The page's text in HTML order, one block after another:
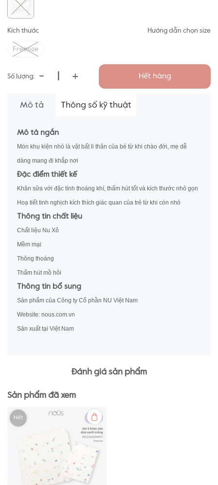
Kích thước Hướng dẫn chọn size
Freesize
Số lượng: - + Hết hàng
Mô tả Thông số kỹ thuật
Mô tả ngắn
Món khụ kiện nhỏ là vật bất li thân của bé từ khi chào đời, mẹ dễ
dàng mang đi khắp nơi
Đặc điểm thiết kế
Khăn sữa với đặc tính thoáng khí, thấm hút tốt và kích thước nhỏ gọn
Hoạ tiết tinh nghịch kích thích giác quan của trẻ từ khi còn nhỏ
Thông tin chất liệu
Chất liệu Nu Xô
Mềm mại
Thông thoáng
Thấm hút mồ hôi
Thông tin bổ sung
Sản phẩm của Công ty Cổ phần NU Việt Nam
Website: nous.com.vn
Sản xuất tại Việt Nam
Đánh giá sản phẩm
Sản phẩm đã xem
Hết